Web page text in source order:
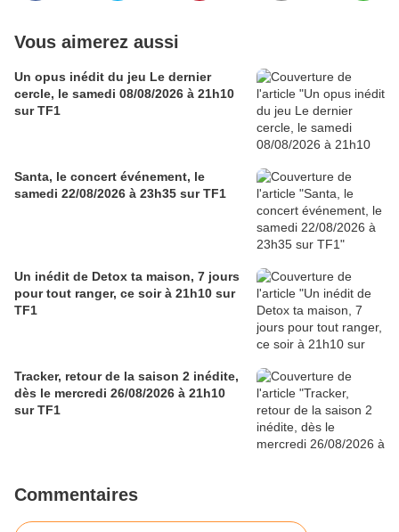
Vous aimerez aussi
Un opus inédit du jeu Le dernier
cercle, le samedi 08/08/2026 à 21h10
sur TF1
Santa, le concert événement, le
samedi 22/08/2026 à 23h35 sur TF1
Un inédit de Detox ta maison, 7 jours
pour tout ranger, ce soir à 21h10 sur
TF1
Tracker, retour de la saison 2 inédite,
dès le mercredi 26/08/2026 à 21h10
sur TF1
Commentaires